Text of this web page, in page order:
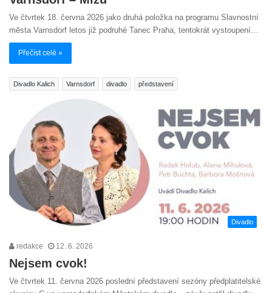
Ve čtvrtek 18. června 2026 jako druhá položka na programu Slavnostní
města Varnsdorf letos již podruhé Tanec Praha, tentokrát vystoupení…
Přečíst celé »
Divadlo Kalich Varnsdorf divadlo představení
Divadlo
redakce 12. 6. 2026
Nejsem cvok!
Ve čtvrtek 11. června 2026 poslední představení sezóny předplatitelské